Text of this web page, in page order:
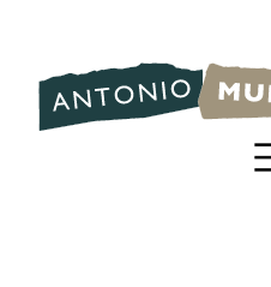
contenido